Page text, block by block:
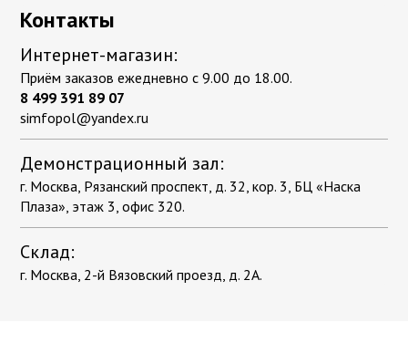
Контакты
Интернет-магазин:
Приём заказов ежедневно с 9.00 до 18.00.
8 499 391 89 07
simfopol@yandex.ru
Демонстрационный зал:
г. Москва, Рязанский проспект, д. 32, кор. 3, БЦ «Наска
Плаза», этаж 3, офис 320.
Склад:
г. Москва, 2-й Вязовский проезд, д. 2А.